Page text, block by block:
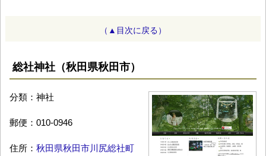
（▲目次に戻る）
総社神社（秋田県秋田市）
分類：神社
郵便：010-0946
住所： 秋田県秋田市川尻総社町